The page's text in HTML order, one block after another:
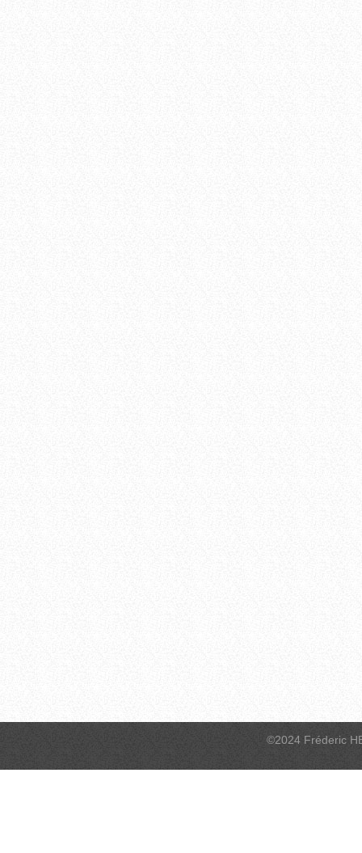
©2024 Fréderic